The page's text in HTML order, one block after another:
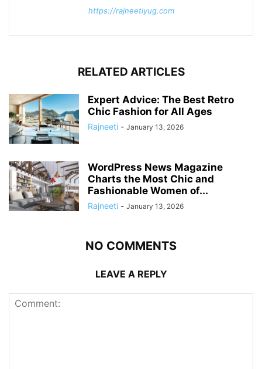
https://rajneetiyug.com
RELATED ARTICLES
Expert Advice: The Best Retro
Chic Fashion for All Ages
Rajneeti - January 13, 2026
WordPress News Magazine
Charts the Most Chic and
Fashionable Women of...
Rajneeti - January 13, 2026
NO COMMENTS
LEAVE A REPLY